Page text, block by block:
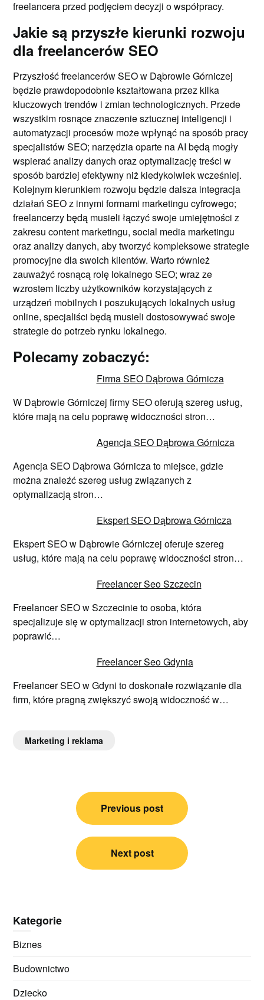
freelancera przed podjęciem decyzji o współpracy.
Jakie są przyszłe kierunki rozwoju
dla freelancerów SEO
Przyszłość freelancerów SEO w Dąbrowie Górniczej
będzie prawdopodobnie kształtowana przez kilka
kluczowych trendów i zmian technologicznych. Przede
wszystkim rosnące znaczenie sztucznej inteligencji i
automatyzacji procesów może wpłynąć na sposób pracy
specjalistów SEO; narzędzia oparte na AI będą mogły
wspierać analizy danych oraz optymalizację treści w
sposób bardziej efektywny niż kiedykolwiek wcześniej.
Kolejnym kierunkiem rozwoju będzie dalsza integracja
działań SEO z innymi formami marketingu cyfrowego;
freelancerzy będą musieli łączyć swoje umiejętności z
zakresu content marketingu, social media marketingu
oraz analizy danych, aby tworzyć kompleksowe strategie
promocyjne dla swoich klientów. Warto również
zauważyć rosnącą rolę lokalnego SEO; wraz ze
wzrostem liczby użytkowników korzystających z
urządzeń mobilnych i poszukujących lokalnych usług
online, specjaliści będą musieli dostosowywać swoje
strategie do potrzeb rynku lokalnego.
Polecamy zobaczyć:
Firma SEO Dąbrowa Górnicza
W Dąbrowie Górniczej firmy SEO oferują szereg usług,
które mają na celu poprawę widoczności stron…
Agencja SEO Dąbrowa Górnicza
Agencja SEO Dąbrowa Górnicza to miejsce, gdzie
można znaleźć szereg usług związanych z
optymalizacją stron…
Ekspert SEO Dąbrowa Górnicza
Ekspert SEO w Dąbrowie Górniczej oferuje szereg
usług, które mają na celu poprawę widoczności stron…
Freelancer Seo Szczecin
Freelancer SEO w Szczecinie to osoba, która
specjalizuje się w optymalizacji stron internetowych, aby
poprawić…
Freelancer Seo Gdynia
Freelancer SEO w Gdyni to doskonałe rozwiązanie dla
firm, które pragną zwiększyć swoją widoczność w…
Marketing i reklama
Nawigacja
Previous post
Next post
Kategorie
Biznes
Budownictwo
Dziecko